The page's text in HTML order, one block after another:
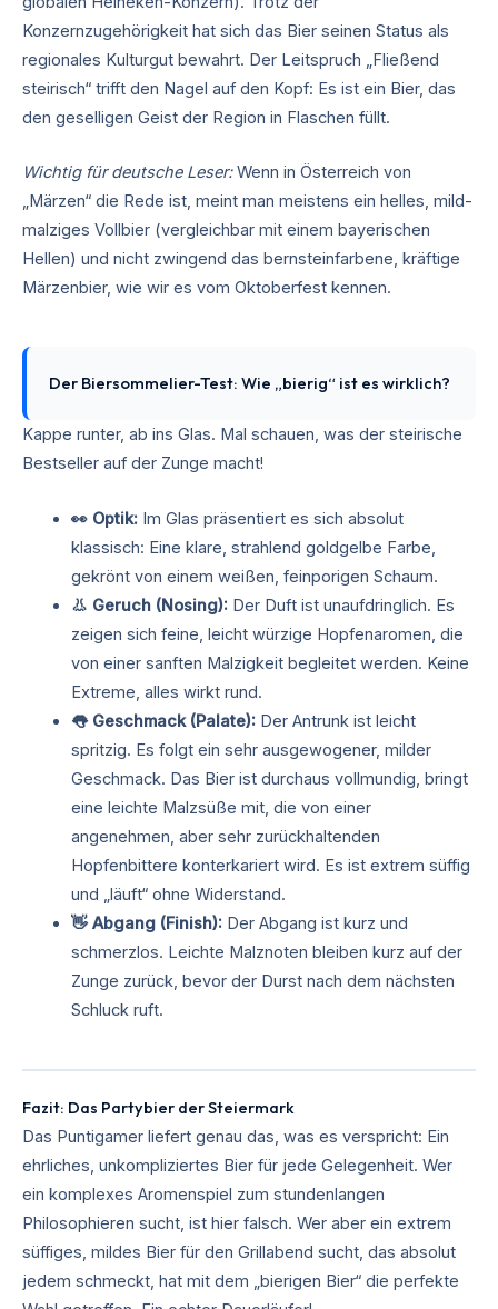
Konzernzugehörigkeit hat sich das Bier seinen Status als
regionales Kulturgut bewahrt. Der Leitspruch „Fließend
steirisch“ trifft den Nagel auf den Kopf: Es ist ein Bier, das
den geselligen Geist der Region in Flaschen füllt.
Wichtig für deutsche Leser:Wenn in Österreich von
„Märzen“ die Rede ist, meint man meistens ein helles, mild-
malziges Vollbier (vergleichbar mit einem bayerischen
Hellen) und nicht zwingend das bernsteinfarbene, kräftige
Märzenbier, wie wir es vom Oktoberfest kennen.
Der Biersommelier-Test: Wie „bierig“ ist es wirklich?
Kappe runter, ab ins Glas. Mal schauen, was der steirische
Bestseller auf der Zunge macht!
👀 Optik:Im Glas präsentiert es sich absolut
klassisch: Eine klare, strahlend goldgelbe Farbe,
gekrönt von einem weißen, feinporigen Schaum.
👃 Geruch (Nosing):Der Duft ist unaufdringlich. Es
zeigen sich feine, leicht würzige Hopfenaromen, die
von einer sanften Malzigkeit begleitet werden. Keine
Extreme, alles wirkt rund.
👅 Geschmack (Palate):Der Antrunk ist leicht
spritzig. Es folgt ein sehr ausgewogener, milder
Geschmack. Das Bier ist durchaus vollmundig, bringt
eine leichte Malzsüße mit, die von einer
angenehmen, aber sehr zurückhaltenden
Hopfenbittere konterkariert wird. Es ist extrem süffig
und „läuft“ ohne Widerstand.
👋 Abgang (Finish):Der Abgang ist kurz und
schmerzlos. Leichte Malznoten bleiben kurz auf der
Zunge zurück, bevor der Durst nach dem nächsten
Schluck ruft.
Fazit: Das Partybier der Steiermark
Das Puntigamer liefert genau das, was es verspricht: Ein
ehrliches, unkompliziertes Bier für jede Gelegenheit. Wer
ein komplexes Aromenspiel zum stundenlangen
Philosophieren sucht, ist hier falsch. Wer aber ein extrem
süffiges, mildes Bier für den Grillabend sucht, das absolut
jedem schmeckt, hat mit dem „bierigen Bier“ die perfekte